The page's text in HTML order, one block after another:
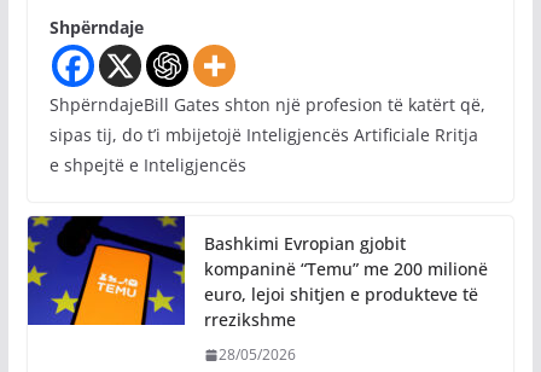
Shpërndaje
ShpërndajeBill Gates shton një profesion të katërt që,
sipas tij, do t’i mbijetojë Inteligjencës Artificiale Rritja
e shpejtë e Inteligjencës
Bashkimi Evropian gjobit
kompaninë “Temu” me 200 milionë
euro, lejoi shitjen e produkteve të
rrezikshme
28/05/2026